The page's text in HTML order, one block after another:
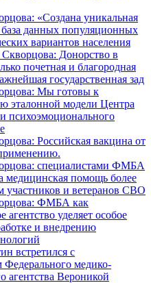
«Создана уникальная
база данных популяционных
вариантов населения
Донорство в
почетная и благородная
государственная зад
Мы готовы к
эталонной модели Центра
психоэмоционального
Российская вакцина от
специалистами ФМБА
медицинская помощь более
участников и ветеранов СВО
ФМБА как
агентство уделяет особое
и внедрению
встретился с
Федерального медико-
агентства Вероникой